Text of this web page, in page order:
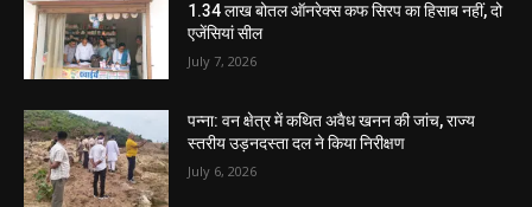
1.34 लाख बोतल ऑनरेक्स कफ सिरप का हिसाब नहीं, दो
एजेंसियां सील
July 7, 2026
पन्ना: वन क्षेत्र में कथित अवैध खनन की जांच, राज्य
स्तरीय उड़नदस्ता दल ने किया निरीक्षण
July 6, 2026